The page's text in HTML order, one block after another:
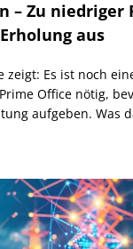
– Zu niedriger
aus
zeigt: Es ist noch
Office nötig,
aufgeben. Was